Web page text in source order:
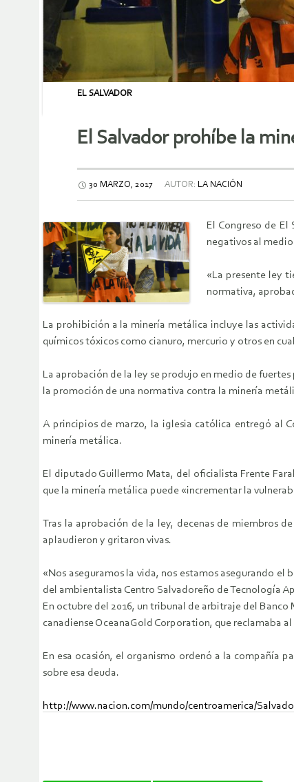
EL SALVADOR
El Salvador prohíbe la
30 MARZO, 2017 AUTOR: LA NACIÓN
El Congreso de
negativos al
«La presente ley
normativa,
La prohibición a la minería metálica incluye las
químicos tóxicos como cianuro, mercurio y otros en
La aprobación de la ley se produjo en medio de
la promoción de una normativa contra la minería
A principios de marzo, la iglesia católica entregó al
minería metálica.
El diputado Guillermo Mata, del oficialista Frente
que la minería metálica puede «incrementar la
Tras la aprobación de la ley, decenas de miembros
aplaudieron y gritaron vivas.
«Nos aseguramos la vida, nos estamos asegurando
del ambientalista Centro Salvadoreño de Tecnología
En octubre del 2016, un tribunal de arbitraje del
canadiense OceanaGold Corporation, que reclamaba
En esa ocasión, el organismo ordenó a la compañía
sobre esa deuda.
http://www.nacion.com/mundo/centroamerica/